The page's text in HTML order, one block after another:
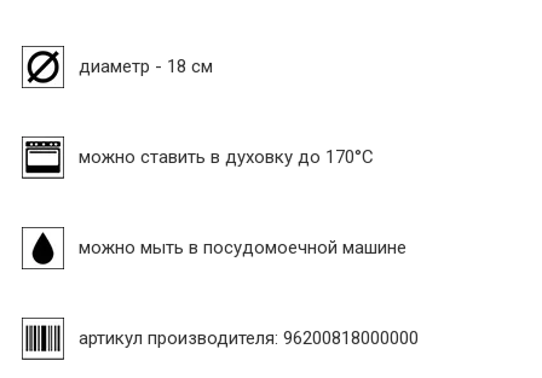
диаметр - 18 см
можно ставить в духовку до 170°С
можно мыть в посудомоечной машине
артикул производителя: 96200818000000